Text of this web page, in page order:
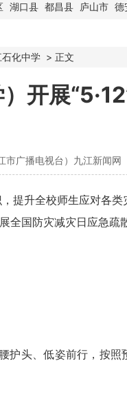
湖口县 都昌县 庐山市 德
石化中学 > 正文
开展
市广播电视台）九江新闻网
提升全校师生应对各类
全国防灾减灾日应急疏
护头、低姿前行，按照